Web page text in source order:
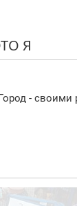
Я
Город - своими